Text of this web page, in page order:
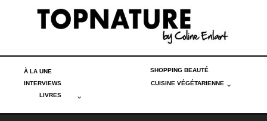
À LA UNE SHOPPING BEAUTÉ
INTERVIEWS
CUISINE VÉGÉTARIENNE
LIVRES